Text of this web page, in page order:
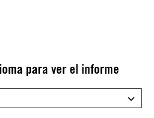
para ver el informe